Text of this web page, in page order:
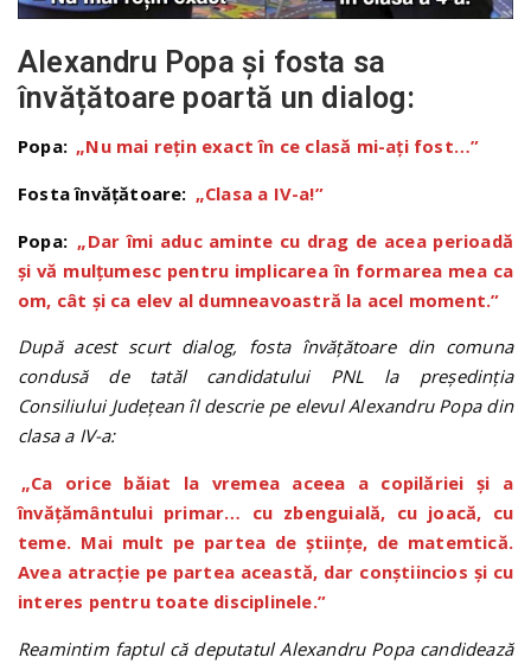
Alexandru Popa și fosta sa
învățătoare poartă un dialog:
Popa: „Nu mai rețin exact în ce clasă mi-ați fost…”
Fosta învățătoare: „Clasa a IV-a!”
Popa: „Dar îmi aduc aminte cu drag de acea perioadă
și vă mulțumesc pentru implicarea în formarea mea ca
om, cât și ca elev al dumneavoastră la acel moment.”
După acest scurt dialog, fosta învățătoare din comuna
condusă de tatăl candidatului PNL la președinția
Consiliului Județean îl descrie pe elevul Alexandru Popa din
clasa a IV-a:
„Ca orice băiat la vremea aceea a copilăriei și a
învățământului primar… cu zbenguială, cu joacă, cu
teme. Mai mult pe partea de științe, de matemtică.
Avea atracție pe partea această, dar conștiincios și cu
interes pentru toate disciplinele.”
Reamintim faptul că deputatul Alexandru Popa candidează